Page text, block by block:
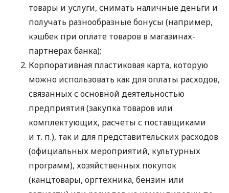
товары и услуги, снимать наличные деньги и
получать разнообразные бонусы (например,
кэшбек при оплате товаров в магазинах-
партнерах банка);
Корпоративная пластиковая карта, которую
можно использовать как для оплаты расходов,
связанных с основной деятельностью
предприятия (закупка товаров или
комплектующих, расчеты с поставщиками
и т. п.), так и для представительских расходов
(официальных мероприятий, культурных
программ), хозяйственных покупок
(канцтовары, оргтехника, бензин или